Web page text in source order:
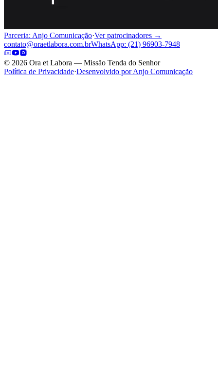
Parceria: Anjo Comunicação·Ver patrocinadores →
contato@oraetlabora.com.brWhatsApp: (21) 96903-7948
© 2026 Ora et Labora — Missão Tenda do Senhor
Política de Privacidade·Desenvolvido por Anjo Comunicação